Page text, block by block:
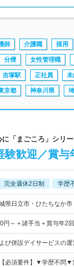
師 介護職 採用
分煙 女性管理職
吉塚駅 正社員
京都 神奈川県
「まごころ」シリ
験歓迎／賞
完全週休2日制 学歴
城県日立市・ひたちなか
円～＋諸手当＋賞与年
び併設デイサービスの
必須要件】▼学歴不問▼